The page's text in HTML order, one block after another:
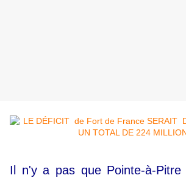
Il n'y a pas que Pointe-à-